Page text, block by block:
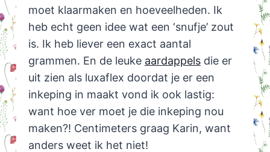
moet klaarmaken en hoeveelheden. Ik
heb echt geen idee wat een ‘snufje’ zout
is. Ik heb liever een exact aantal
grammen. En de leuke aardappelsdie er
uit zien als luxaflex doordat je er een
inkeping in maakt vond ik ook lastig:
want hoe ver moet je die inkeping nou
maken?! Centimeters graag Karin, want
anders weet ik het niet!